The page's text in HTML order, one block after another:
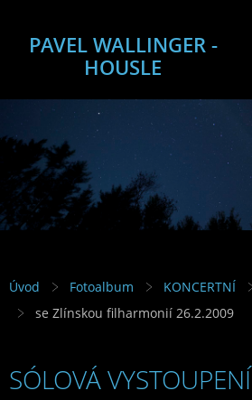
PAVEL WALLINGER -
HOUSLE
Úvod Fotoalbum KONCERTNÍ
se Zlínskou filharmonií 26.2.2009
SÓLOVÁ VYSTOUPENÍ